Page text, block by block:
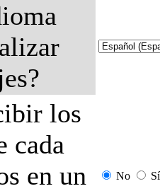
los
cada
en un
No Sí